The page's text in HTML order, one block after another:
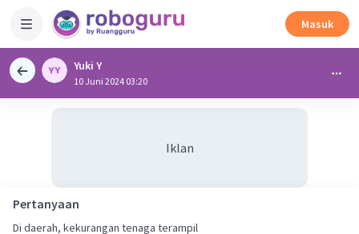
Masuk
Yuki Y
10 Juni 2024 03:20
Iklan
Pertanyaan
Di daerah, kekurangan tenaga terampil